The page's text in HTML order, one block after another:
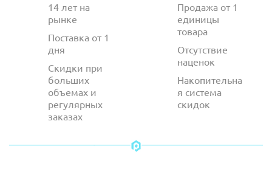
14 лет на
рынке
Поставка от 1
дня
Скидки при
больших
объемах и
регулярных
заказах
Продажа от 1
единицы
товара
Отсутствие
наценок
Накопительна
я система
скидок